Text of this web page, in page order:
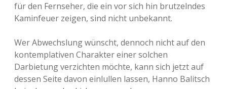
für den Fernseher, die ein vor sich hin brutzelndes
Kaminfeuer zeigen, sind nicht unbekannt.
Wer Abwechslung wünscht, dennoch nicht auf den
kontemplativen Charakter einer solchen
Darbietung verzichten möchte, kann sich jetzt auf
dessen Seite davon einlullen lassen, Hanno Balitsch